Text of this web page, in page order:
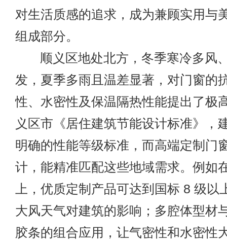
对生活质感的追求，成为兼顾实用与
组成部分。
顺义区地处北方，冬季寒冷多风
发，夏季多雨且温差显著，对门窗的
性、水密性及保温隔热性能提出了极
义区市《居住建筑节能设计标准》，
明确的性能等级标准，而高端定制门
计，能精准匹配这些地域需求。例如
上，优质定制产品可达到国标 8 级以
大风天气对建筑的影响；多腔体型材
胶条的组合应用，让气密性和水密性